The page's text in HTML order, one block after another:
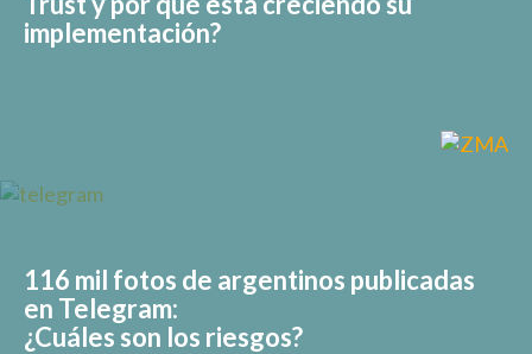
implementación?
116 mil fotos de argentinos publicadas
en Telegram:
¿Cuáles son los riesgos?